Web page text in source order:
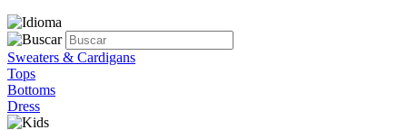
Sweaters & Cardigans
Tops
Bottoms
Dress